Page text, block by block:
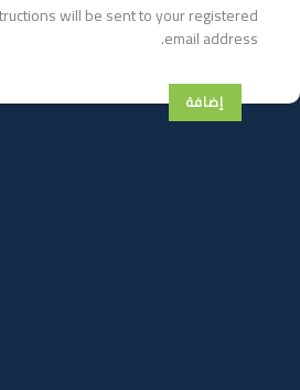
will be sent to your registered
email address.